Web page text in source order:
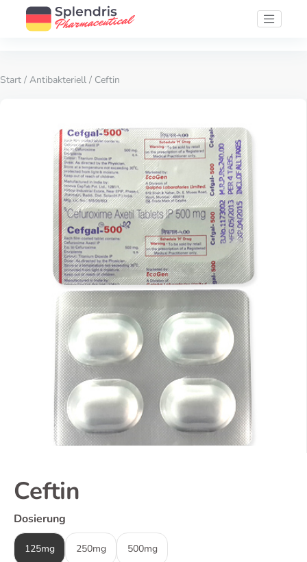
Start / Antibakteriell / Ceftin
Ceftin
Dosierung
125mg 250mg 500mg